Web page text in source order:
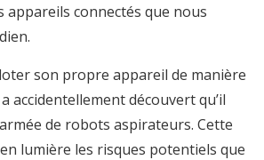
appareils connectés que nous
son propre appareil de manière
accidentellement découvert qu’il
de robots aspirateurs. Cette
lumière les risques potentiels que